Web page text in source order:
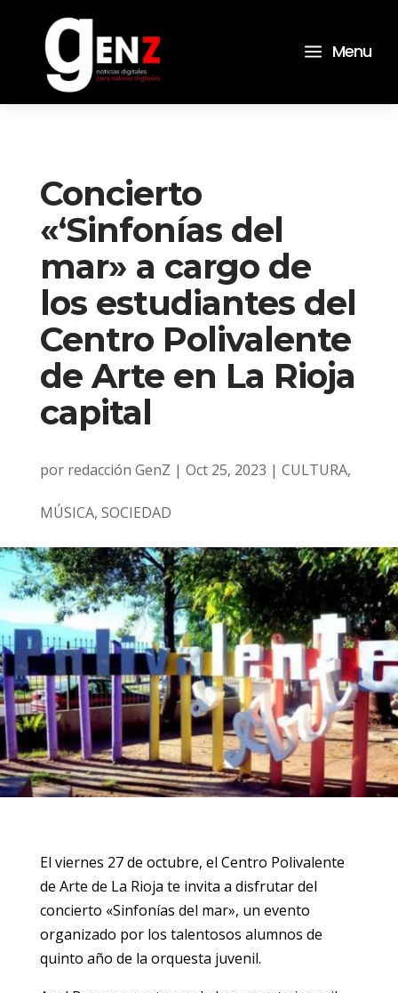
a Menu
Concierto
«‘Sinfonías del
mar» a cargo de
los estudiantes del
Centro Polivalente
de Arte en La Rioja
capital
por redacción GenZ | Oct 25, 2023 | CULTURA,
MÚSICA, SOCIEDAD
El viernes 27 de octubre, el Centro Polivalente
de Arte de La Rioja te invita a disfrutar del
concierto «Sinfonías del mar», un evento
organizado por los talentosos alumnos de
quinto año de la orquesta juvenil.